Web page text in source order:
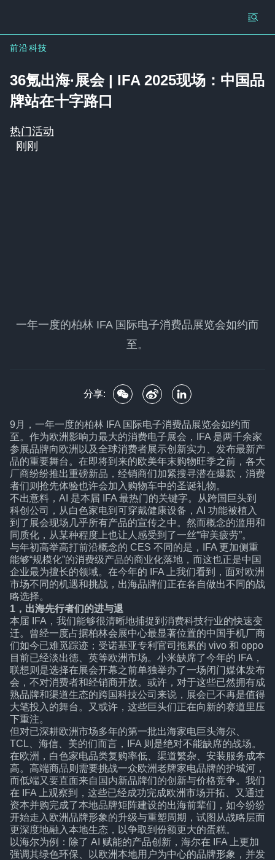
前沿科技
36氪出海·展会 | IFA 2025现场：中国品
牌站在十字路口
热门活动
刚刚
一年一度的柏林 IFA 国际电子消费品展览会如约而
至。
分享:
9月，一年一度的柏林 IFA 国际电子消费品展览会如约而
至。作为欧洲影响力最大的消费电子展会，IFA 是两千余家
参展品牌向欧洲以及全球消费者展示创新实力、发布最新产
品的重要舞台。在即将到来的欧美年末购物旺季之前，各大
厂商纷纷推出重磅新品，经销商们加紧搜寻潜在爆款，消费
者们则抢先体验也许会加入购物车中的圣诞礼物。
不出意料，AI 是本届 IFA 最热门的关键字。从跨国巨头到
科创公司，从白色家电到可穿戴健康设备，AI 功能被植入
到了展会现场几乎所有产品的宣传之中。然而概念的滥用和
同质化，从某种程度上也让人感受到了一丝“审美疲劳”。
与年初高举高打前沿概念的 CES 不同的是，IFA 更加侧重
能够“规模化”的消费级产品的商业化落地，而这也正是中国
企业最为擅长的领域。在今年的 IFA 上我们看到，面对欧洲
市场不同的机遇和挑战，出海品牌们正在各自做出不同的战
略选择。
1，出海先行者们的进与退
本届 IFA，我们能够很清晰地捕捉到消费科技行业的快速变
迁。曾经一度占据柏林会展中心最显著位置的中国手机厂商
们如今已难觅踪迹；受诺基亚专利官司拖累的 vivo 和 oppo
目前已经淡出德、英等欧洲市场。小米缺席了今年的 IFA，
联想则是选择在展会开幕之前单独举办了一场闭门媒体发布
会，不对消费者和经销商开放。或许，对于这些已然拥有成
熟品牌和渠道生态的跨国科技公司来说，展会已不再是值得
大笔投入的舞台。又或许，这些巨头们正在向新的赛道里压
下重注。
但对已深耕欧洲市场多年的第一批出海家电巨头海尔、
TCL、海信、美的们而言，IFA 则是绝对不能缺席的战场。
在欧洲，白色家电品类复购率低、渠道繁杂、安装服务成本
高。高端商品则需要挑战一众欧洲老牌家电品牌的护城河，
而低端又要直面来自国内新品牌们的创新与价格竞争。我们
在 IFA 上观察到，这些已经成功完成欧洲市场开拓、又通过
资本并购完成了本地品牌矩阵建设的出海前辈们，如今纷纷
开始走入欧洲品牌形象的升级与重塑周期，试图从战略层面
更深度地融入本地生态，以争取到份额更大的蛋糕。
以海尔为例：除了 AI 赋能的产品创新，海尔在 IFA 上更加
强调其绿色环保、以欧洲本地用户为中心的品牌形象，并发